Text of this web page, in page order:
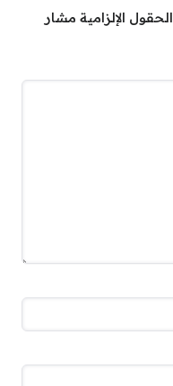
الحقول الإلزامية مشار